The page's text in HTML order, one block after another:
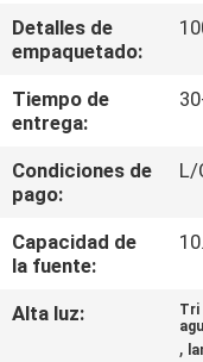
VIAJE
DE
LA
FÁBRICA
CONTROL
DE
CALIDAD
Detalles de
empaquetado:
Tiempo de
entrega:
Condiciones de
pago:
L/
Capacidad de
la fuente:
Alta luz:
Tri
,